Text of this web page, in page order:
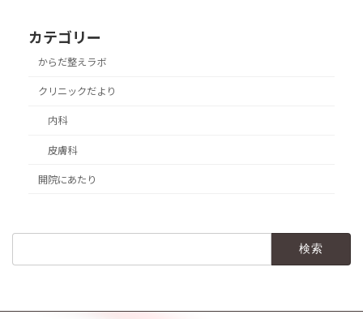
カテゴリー
からだ整えラボ
クリニックだより
内科
皮膚科
開院にあたり